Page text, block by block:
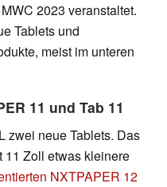
2023 veranstaltet.
Tablets und
meist im unteren
11 und Tab 11
zwei neue Tablets. Das
11 Zoll etwas kleinere
NXTPAPER 12